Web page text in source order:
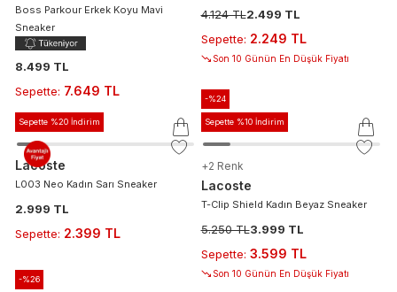
Boss Parkour Erkek Koyu Mavi
Sneaker
8.499 TL
Sepette: 7.649 TL
4.124 TL2.499 TL
Sepette: 2.249 TL
Son 10 Günün En Düşük Fiyatı
Sepette %20 İndirim
Lacoste
L003 Neo Kadın Sarı Sneaker
2.999 TL
Sepette: 2.399 TL
-%24
Sepette %10 İndirim
+2 Renk
Lacoste
T-Clip Shield Kadın Beyaz Sneaker
5.250 TL3.999 TL
Sepette: 3.599 TL
Son 10 Günün En Düşük Fiyatı
-%26